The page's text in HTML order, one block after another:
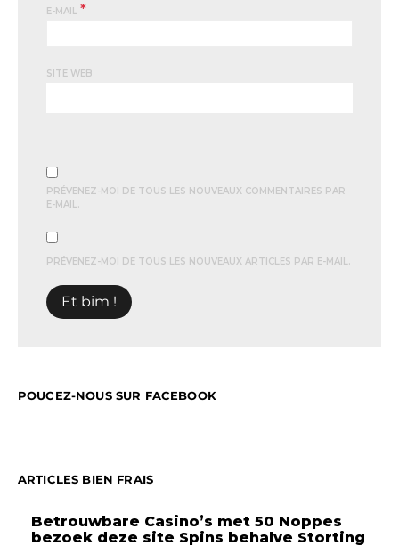
E-MAIL *
SITE WEB
PRÉVENEZ-MOI DE TOUS LES NOUVEAUX COMMENTAIRES PAR
E-MAIL.
PRÉVENEZ-MOI DE TOUS LES NOUVEAUX ARTICLES PAR E-MAIL.
POUCEZ-NOUS SUR FACEBOOK
ARTICLES BIEN FRAIS
Betrouwbare Casino’s met 50 Noppes
bezoek deze site Spins behalve Storting